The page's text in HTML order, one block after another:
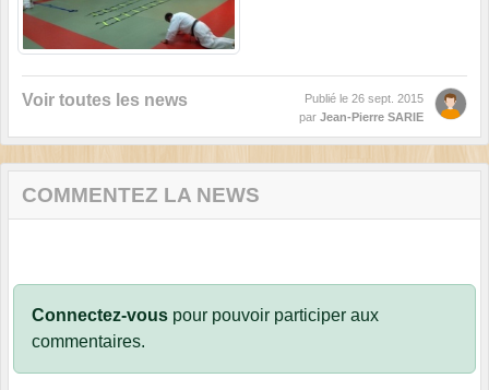
Voir toutes les news Publié le 26 sept. 2015
par Jean-Pierre SARIE
COMMENTEZ LA NEWS
Connectez-vous pour pouvoir participer aux
commentaires.